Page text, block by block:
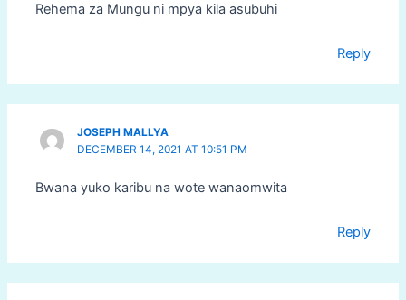
Rehema za Mungu ni mpya kila asubuhi
Reply
JOSEPH MALLYA
DECEMBER 14, 2021 AT 10:51 PM
Bwana yuko karibu na wote wanaomwita
Reply